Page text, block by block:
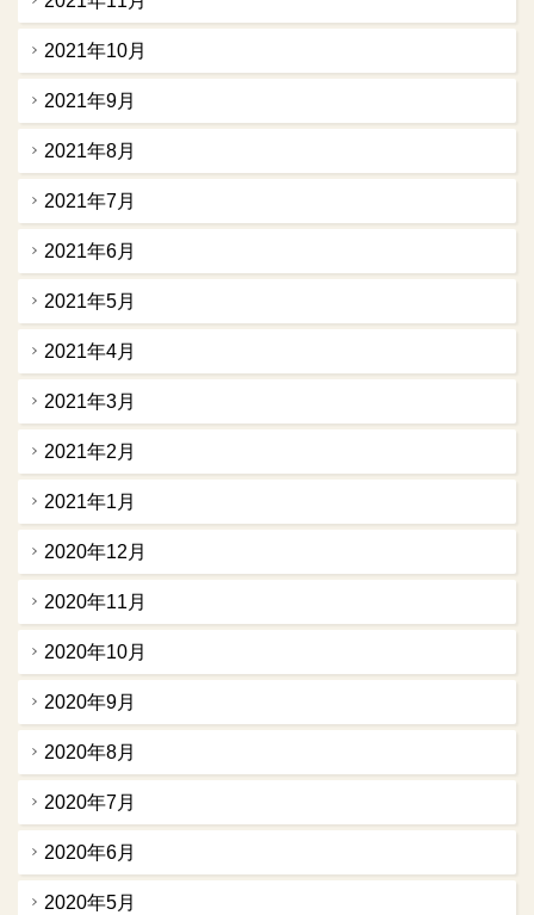
2021年10月
2021年9月
2021年8月
2021年7月
2021年6月
2021年5月
2021年4月
2021年3月
2021年2月
2021年1月
2020年12月
2020年11月
2020年10月
2020年9月
2020年8月
2020年7月
2020年6月
2020年5月